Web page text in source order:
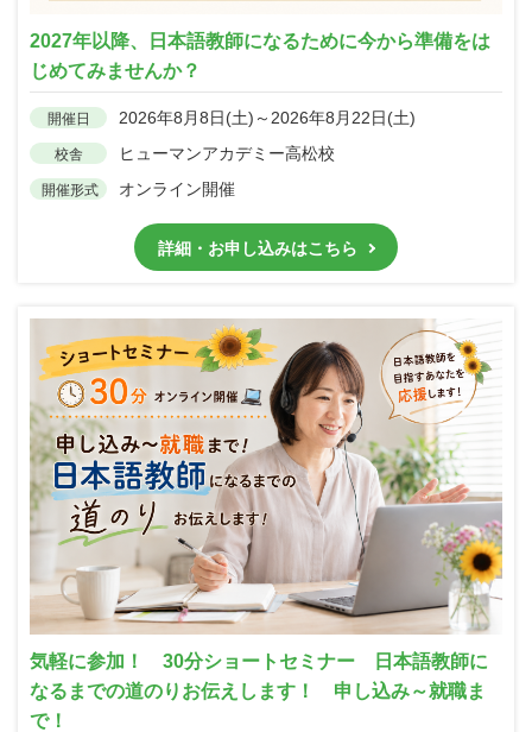
2027年以降、日本語教師になるために今から準備をは
じめてみませんか？
開催日 2026年8月8日(土)～2026年8月22日(土)
校舎 ヒューマンアカデミー高松校
開催形式 オンライン開催
詳細・お申し込みはこちら
気軽に参加！ 30分ショートセミナー 日本語教師に
なるまでの道のりお伝えします！ 申し込み～就職ま
で！